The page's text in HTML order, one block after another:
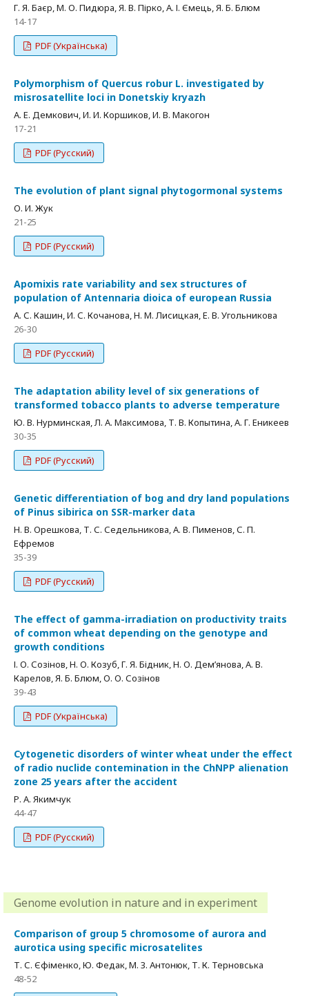
Г. Я. Баєр, М. О. Пидюра, Я. В. Пірко, А. І. Ємець, Я. Б. Блюм
14-17
PDF (Українська)
Polymorphism of Quercus robur L. investigated by
misrosatellite loci in Donetskiy kryazh
А. Е. Демкович, И. И. Коршиков, И. В. Макогон
17-21
PDF (Русский)
The evolution of plant signal phytogormonal systems
О. И. Жук
21-25
PDF (Русский)
Apomixis rate variability and sex structures of
population of Antennaria dioica of european Russia
А. С. Кашин, И. С. Кочанова, Н. М. Лисицкая, Е. В. Угольникова
26-30
PDF (Русский)
The adaptation ability level of six generations of
transformed tobacco plants to adverse temperature
Ю. В. Нурминская, Л. А. Максимова, Т. В. Копытина, А. Г. Еникеев
30-35
PDF (Русский)
Genetic differentiation of bog and dry land populations
of Pinus sibirica on SSR-marker data
Н. В. Орешкова, Т. С. Седельникова, А. В. Пименов, С. П.
Ефремов
35-39
PDF (Русский)
The effect of gamma-irradiation on productivity traits
of common wheat depending on the genotype and
growth conditions
І. О. Созінов, Н. О. Козуб, Г. Я. Бідник, Н. О. Дем’янова, А. В.
Карелов, Я. Б. Блюм, О. О. Созінов
39-43
PDF (Українська)
Cytogenetic disorders of winter wheat under the effect
of radio nuclide contemination in the ChNPP alienation
zone 25 years after the accident
Р. А. Якимчук
44-47
PDF (Русский)
Genome evolution in nature and in experiment
Comparison of group 5 chromosome of aurora and
aurotica using specific microsatelites
Т. С. Єфіменко, Ю. Федак, М. З. Антонюк, Т. К. Терновська
48-52